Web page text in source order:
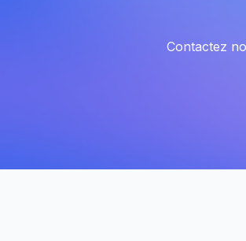
Contactez